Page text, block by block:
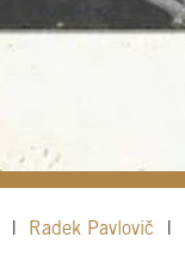
Radek Pavlovič